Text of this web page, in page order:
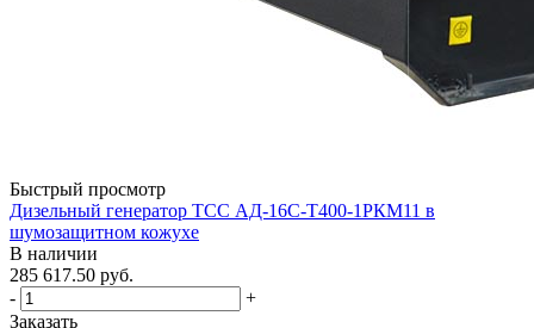
Быстрый просмотр
Дизельный генератор ТСС АД-16С-Т400-1РКМ11 в
шумозащитном кожухе
В наличии
285 617.50 руб.
-
+
Заказать